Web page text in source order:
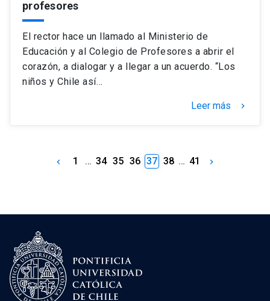
profesores
El rector hace un llamado al Ministerio de
Educación y al Colegio de Profesores a abrir el
corazón, a dialogar y a llegar a un acuerdo. “Los
niños y Chile así…
Leer más keyboard_arrow_right
keyboard_arrow_left 1 … 34 35 36 37 38 … 41 keyboard_arrow_right